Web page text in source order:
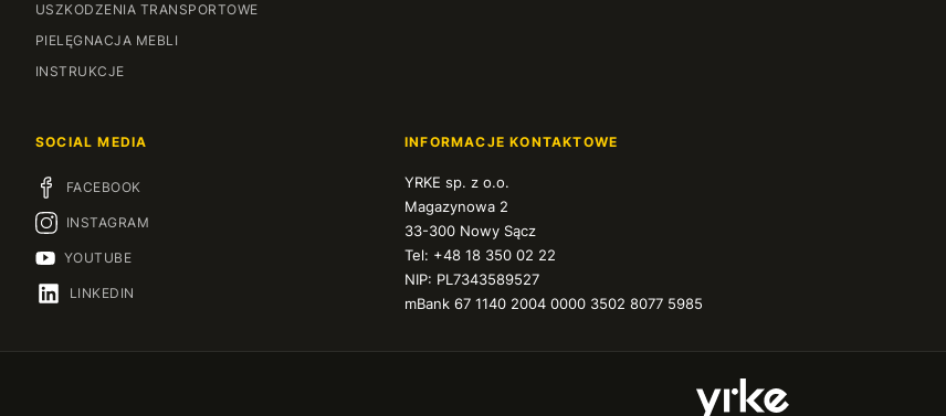
USZKODZENIA TRANSPORTOWE
PIELĘGNACJA MEBLI
INSTRUKCJE
SOCIAL MEDIA
FACEBOOK
INSTAGRAM
YOUTUBE
LINKEDIN
INFORMACJE KONTAKTOWE
YRKE sp. z o.o.
Magazynowa 2
33-300 Nowy Sącz
Tel: +48 18 350 02 22
NIP: PL7343589527
mBank 67 1140 2004 0000 3502 8077 5985